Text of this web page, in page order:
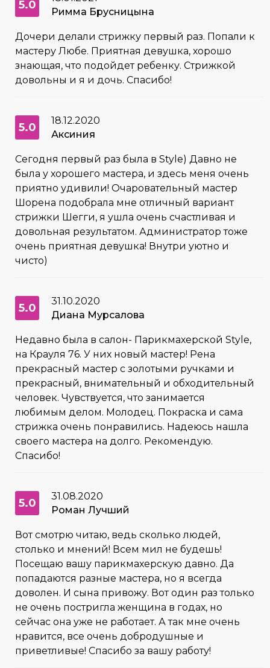
5.0
Римма Брусницына
Дочери делали стрижку первый раз. Попали к
мастеру Любе. Приятная девушка, хорошо
знающая, что подойдет ребенку. Стрижкой
довольны и я и дочь. Спасибо!
5.0
18.12.2020
Аксиния
Сегодня первый раз была в Style) Давно не
была у хорошего мастера, и здесь меня очень
приятно удивили! Очаровательный мастер
Шорена подобрала мне отличный вариант
стрижки Шегги, я ушла очень счастливая и
довольная результатом. Администратор тоже
очень приятная девушка! Внутри уютно и
чисто)
5.0
31.10.2020
Диана Мурсалова
Недавно была в салон- Парикмахерской Style,
на Крауля 76. У них новый мастер! Рена
прекрасный мастер с золотыми ручками и
прекрасный, внимательный и обходительный
человек. Чувствуется, что занимается
любимым делом. Молодец. Покраска и сама
стрижка очень понравились. Надеюсь нашла
своего мастера на долго. Рекомендую.
Спасибо!
5.0
31.08.2020
Роман Лучший
Вот смотрю читаю, ведь сколько людей,
столько и мнений! Всем мил не будешь!
Посещаю вашу парикмахерскую давно. Да
попадаются разные мастера, но я всегда
доволен. И сына привожу. Вот один раз только
не очень постригла женщина в годах, но
сейчас она уже не работает. А так мне очень
нравится, все очень добродушные и
приветливые! Спасибо за вашу работу!